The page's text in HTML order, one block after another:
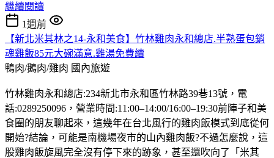
繼續閱讀
1週前
【新北米其林之14-永和美食】竹林雞肉永和總店.半熟蛋包銷
魂雞飯85元大碗滿意.雞湯免費續
鴨肉/鵝肉/雞肉 國內旅遊
竹林雞肉永和總店:234新北市永和區竹林路39巷13號，電
話:0289250096，營業時間:11:00–14:00/16:00–19:30前陣子和美
食圈的朋友聊起來，這幾年在台北風行的雞肉飯模式到底從何
開始?結論，可能是南機場夜市的山內雞肉飯?不過怎麼說，這
股雞肉飯旋風完全沒有停下來的跡象，甚至還吹向了「米其